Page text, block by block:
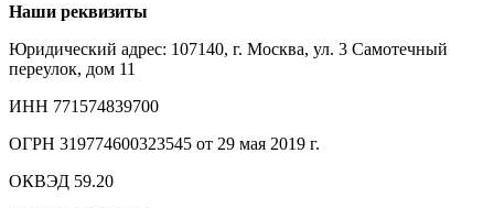
Наши реквизиты
Юридический адрес: 107140, г. Москва, ул. 3 Самотечный
переулок, дом 11
ИНН 771574839700
ОГРН 319774600323545 от 29 мая 2019 г.
ОКВЭД 59.20